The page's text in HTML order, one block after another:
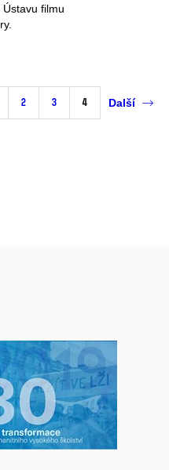
filmu
2 3 4 Další